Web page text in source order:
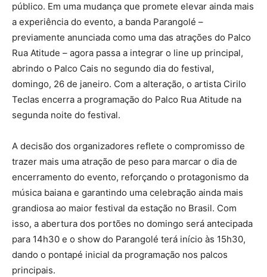
público. Em uma mudança que promete elevar ainda mais
a experiência do evento, a banda Parangolé –
previamente anunciada como uma das atrações do Palco
Rua Atitude – agora passa a integrar o line up principal,
abrindo o Palco Cais no segundo dia do festival,
domingo, 26 de janeiro. Com a alteração, o artista Cirilo
Teclas encerra a programação do Palco Rua Atitude na
segunda noite do festival.
A decisão dos organizadores reflete o compromisso de
trazer mais uma atração de peso para marcar o dia de
encerramento do evento, reforçando o protagonismo da
música baiana e garantindo uma celebração ainda mais
grandiosa ao maior festival da estação no Brasil. Com
isso, a abertura dos portões no domingo será antecipada
para 14h30 e o show do Parangolé terá início às 15h30,
dando o pontapé inicial da programação nos palcos
principais.